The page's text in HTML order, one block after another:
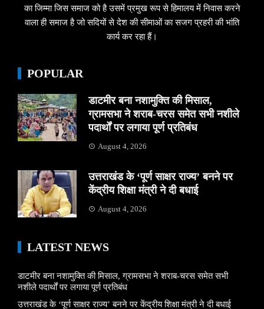
का जिम्मा जिस समाज को है उसमें प्रमुख रूप से हिमालय में निवास करने
वाला ही समाज है जो सदियों से देश की सीमाओं का सजग प्रहरी की भांति
कार्य कर रहा हैं।
POPULAR
डाटमीर बना नशामुक्ति की मिसाल,
ग्रामसभा ने शराब-चरस समेत सभी नशीले
पदार्थों पर लगाया पूर्ण प्रतिबंध
August 4, 2026
उत्तराखंड के ‘पूर्ण साक्षर राज्य’ बनने पर
केंद्रीय शिक्षा मंत्री ने दी बधाई
August 4, 2026
LATEST NEWS
डाटमीर बना नशामुक्ति की मिसाल, ग्रामसभा ने शराब-चरस समेत सभी
नशीले पदार्थों पर लगाया पूर्ण प्रतिबंध
उत्तराखंड के ‘पूर्ण साक्षर राज्य’ बनने पर केंद्रीय शिक्षा मंत्री ने दी बधाई